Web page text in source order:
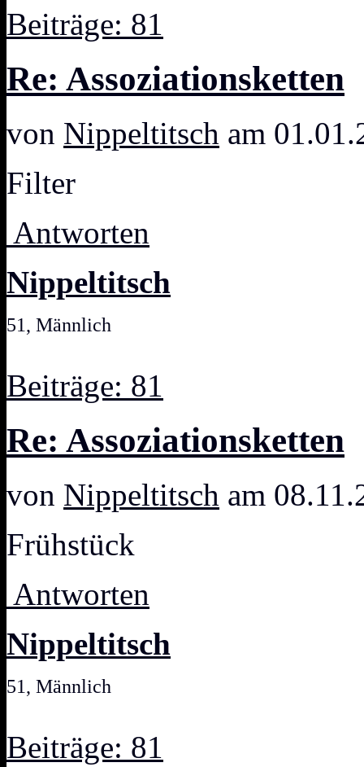
Beiträge: 81
Re: Assoziationsketten
von Nippeltitsch am
Filter
Antworten
Nippeltitsch
51, Männlich
Beiträge: 81
Re: Assoziationsketten
von Nippeltitsch am
Frühstück
Antworten
Nippeltitsch
51, Männlich
Beiträge: 81